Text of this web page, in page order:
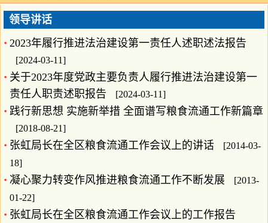
领导讲话
2023年履行推进法治建设第一责任人述职述法报告
[2024-03-11]
关于2023年度党政主要负责人履行推进法治建设第一
责任人职责述职报告
[2024-03-11]
践行新思想 实施新举措 全面谱写粮食流通工作新篇章
[2018-08-21]
张虹局长在全区粮食流通工作会议上的讲话
[2014-03-
18]
凝心聚力转变作风推进粮食流通工作不断发展
[2013-
01-22]
张虹局长在全区粮食流通工作会议上的工作报告